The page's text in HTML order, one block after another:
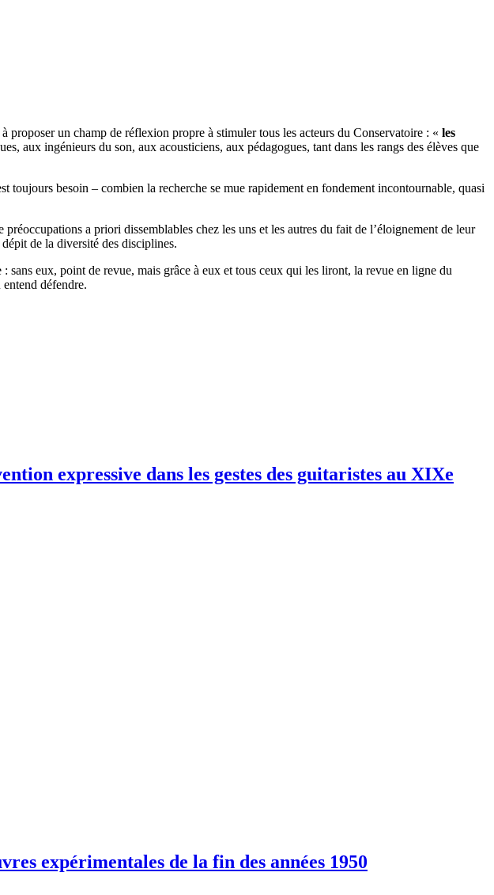
un champ de réflexion propre à stimuler tous les acteurs du Conservatoire : « les
aux ingénieurs du son, aux acousticiens, aux pédagogues, tant dans les rangs des élèves que
besoin – combien la recherche se mue rapidement en fondement incontournable, quasi
a priori dissemblables chez les uns et les autres du fait de l’éloignement de leur
de la diversité des disciplines.
sans eux, point de revue, mais grâce à eux et tous ceux qui les liront, la revue en ligne du
défendre.
expressive dans les gestes des guitaristes au XIXe
expérimentales de la fin des années 1950